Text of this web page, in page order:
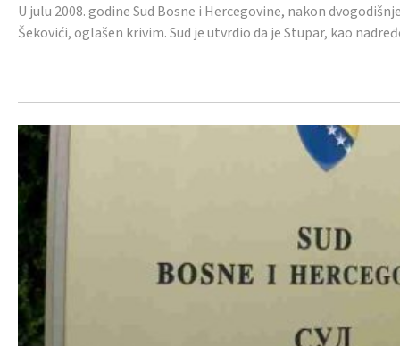
U julu 2008. godine Sud Bosne i Hercegovine, nakon
Šekovići, oglašen krivim. Sud je utvrdio da je Stupar, kao